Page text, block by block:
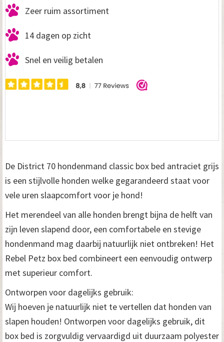
Zeer ruim assortiment
14 dagen op zicht
Snel en veilig betalen
De District 70 hondenmand classic box bed antraciet grijs
is een stijlvolle honden welke gegarandeerd staat voor
vele uren slaapcomfort voor je hond!
Het merendeel van alle honden brengt bijna de helft van
zijn leven slapend door, een comfortabele en stevige
hondenmand mag daarbij natuurlijk niet ontbreken! Het
Rebel Petz box bed combineert een eenvoudig ontwerp
met superieur comfort.
Ontworpen voor dagelijks gebruik:
Wij hoeven je natuurlijk niet te vertellen dat honden van
slapen houden! Ontworpen voor dagelijks gebruik, dit
box bed is zorgvuldig vervaardigd uit duurzaam polyester